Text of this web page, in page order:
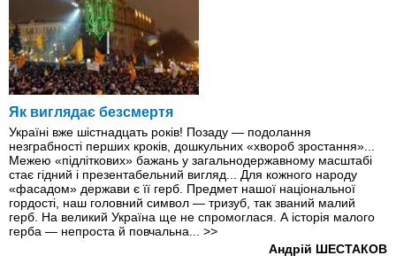
Як виглядає безсмертя
Україні вже шістнадцать років! Позаду — подолання
незграбності перших крокiв, дошкульних «хвороб зростання»...
Межею «підліткових» бажань у загальнодержавному масштабі
стає гідний і презентабельний вигляд... Для кожного народу
«фасадом» держави є її герб. Предмет нашої національної
гордості, наш головний символ — тризуб, так званий малий
герб. На великий Україна ще не спромоглася. А історія малого
герба — непроста й повчальна... >>
Андрій ШЕСТАКОВ